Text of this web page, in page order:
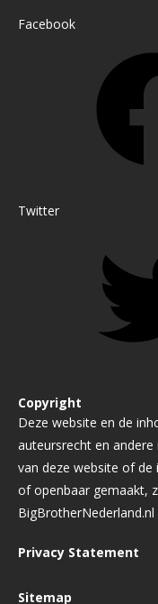
Facebook
Twitter
Copyright
Deze website en de
auteursrecht en
van deze website of de
of openbaar gemaakt,
BigBrotherNederland.nl
Privacy Statement
Sitemap